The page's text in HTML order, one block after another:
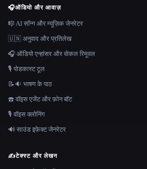
🎧ऑडियो और आवाज़
🎼 AI सॉन्ग और म्यूज़िक जेनरेटर
🇺🇳 अनुवाद और प्रतिलेख
🎧 ऑडियो एन्हांसर और वोकल रिमूवल
🎙️ पोडकास्ट टूल
📝🔉 भाषण के पाठ
☎️ वॉइस एजेंट और फ़ोन बॉट
🎙️ वॉइस क्लोनिंग
🔊 साउंड इफ़ेक्ट जेनरेटर
✍️टेक्स्ट और लेखन